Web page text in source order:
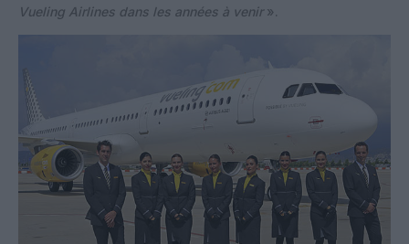
Vueling Airlines dans les années à venir».